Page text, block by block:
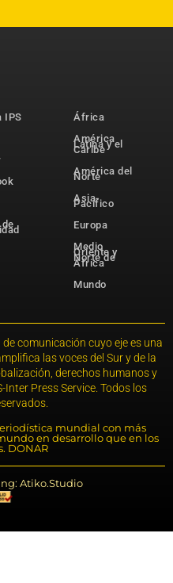
IPS
de
África
América
Latina y el
Caribe
América del
Norte
Asia-
Pacífico
Europa
Medio
Oriente y
Norte de
África
Mundo
comunicación cuyo eje es una
las voces del Sur y de la
derechos humanos y
Press Service. Todos los
mundial con más
en desarrollo que en los
DONAR
Atiko.Studio